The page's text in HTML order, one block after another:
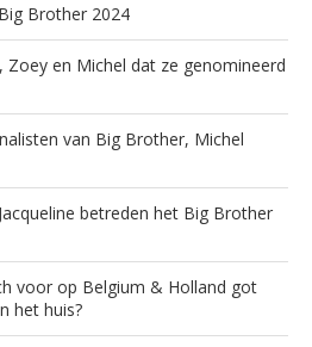
Brother 2024
Zoey en Michel dat ze genomineerd
van Big Brother, Michel
betreden het Big Brother
voor op Belgium & Holland got
het huis?